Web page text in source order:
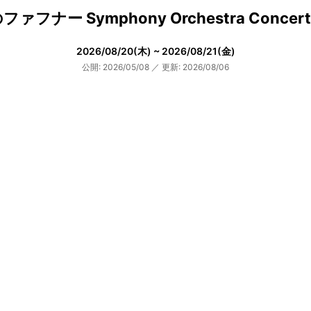
ファフナー Symphony Orchestra
2026/08/20(木) ~ 2026/08/21(金)
公開: 2026/05/08 ／ 更新: 2026/08/06